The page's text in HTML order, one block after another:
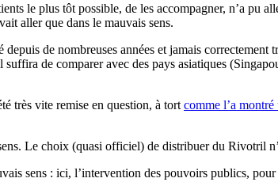
le plus tôt possible, de les accompagner, n’a pu
aller que dans le mauvais sens.
de nombreuses années et jamais correctement
de comparer avec des pays asiatiques
très vite remise en question, à tort comme l’a
Le choix (quasi officiel) de distribuer du Rivotril
sens : ici, l’intervention des pouvoirs publics,